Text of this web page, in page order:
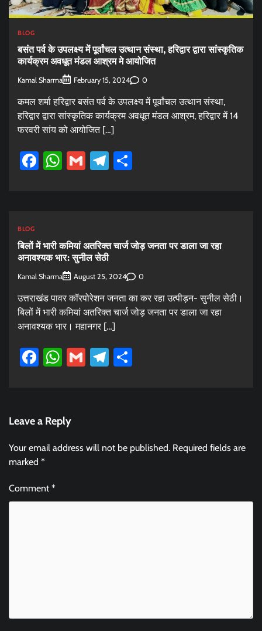
BLOG
बसंत पर्व के उपलक्ष्य में पूर्वांचल उत्थान संस्था, हरिद्वार द्वारा सांस्कृतिक
कार्यक्रम अवधूत मंडल आश्रम मे आयोजित
Kamal Sharma February 15, 2024 0
कमल शर्मा हरिद्वार बसंत पर्व के उपलक्ष्य में पूर्वांचल उत्थान संस्था,
हरिद्वार द्वारा सांस्कृतिक कार्यक्रम अवधूत मंडल आश्रम, हरिद्वार में 14
फरवरी सांय को आयोजित […]
Facebook
WhatsApp
GmailTelegram
BLOG
बिलों में भारी कमियां अतरिक्त चार्ज जोड़ जनता पर डाला जा रहा
अनावश्यक भार: सुनील सेठी
Kamal Sharma August 25, 2024 0
उत्तराखंड पावर कॉरपोरेशन जनता का कर रहा उत्पीड़न- सुनील सेठी।
बिलों में भारी कमियां अतरिक्त चार्ज जोड़ जनता पर डाला जा रहा
अनावश्यक भार। महानगर […]
Facebook
WhatsApp
GmailTelegram
Leave a Reply
Your email address will not be published. Required fields are
marked *
Comment*